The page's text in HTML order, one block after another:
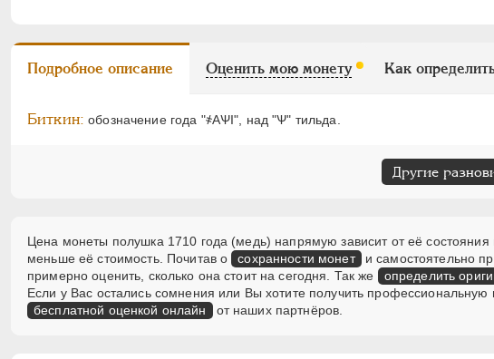
Подробное описание Оценить мою монету Как
Биткин: обозначение года "҂АѰI", над "Ѱ" тильда.
Другие
Цена монеты полушка 1710 года (медь) напрямую зависит от её
меньше её стоимость. Почитав о сохранности монет и самостоятельно
примерно оценить, сколько она стоит на сегодня. Так же
определить
Если у Вас остались сомнения или Вы хотите получить
бесплатной оценкой онлайн от наших партнёров.